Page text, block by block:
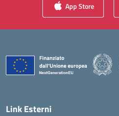
App Store
Link Esterni